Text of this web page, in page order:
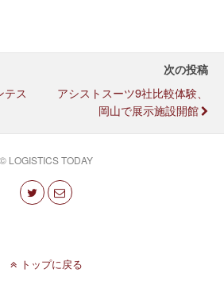
テス
次の投稿
アシストスーツ9社比較体験、
岡山で展示施設開館
© LOGISTICS TODAY
トップに戻る